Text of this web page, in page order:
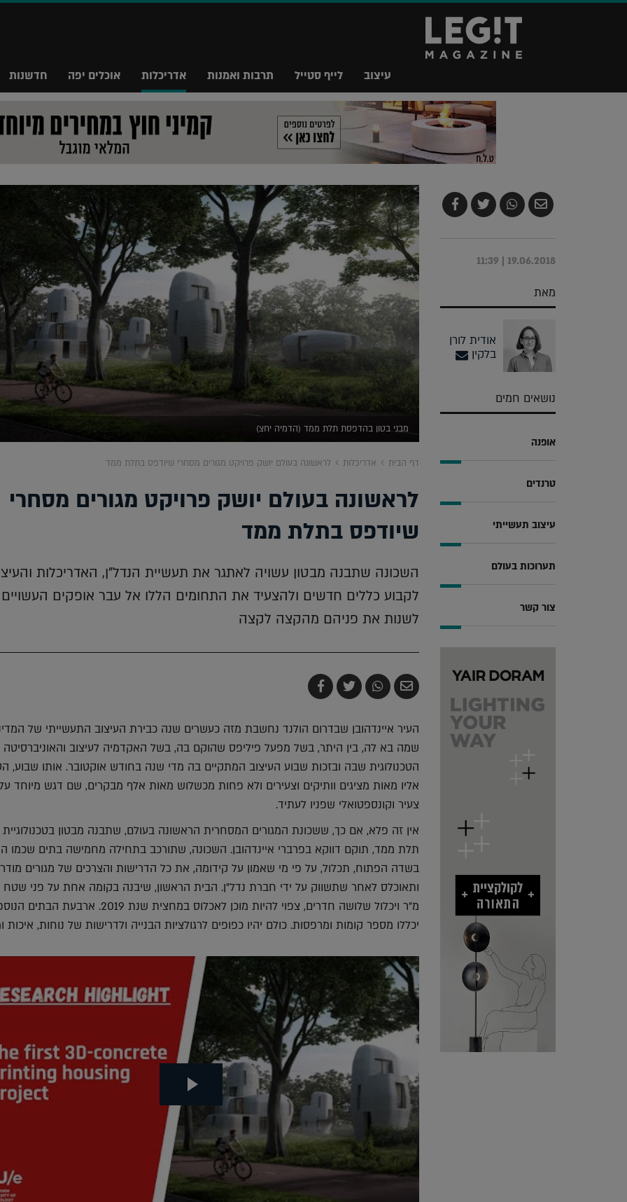
עיצוב לייף סטייל תרבות ואמנות אדריכלות אוכלים יפה חדשנות
מבני בטון בהדפסת תלת ממד (הדמיה יחצ)
דף הבית אדריכלות לראשונה בעולם יושק פרויקט מגורים מסחרי שיודפס בתלת ממד
לראשונה בעולם יושק פרויקט מגורים מסחרי
שיודפס בתלת ממד
השכונה שתבנה מבטון עשויה לאתגר את תעשיית הנדל"ן, האדריכלות
לקבוע כללים חדשים ולהצעיד את התחומים הללו אל עבר אופקים העשויים
לשנות את פניהם מהקצה לקצה
שלח
בדואר
שתף
ב-
צייץ
ב-
שתף
ב-
העיר איינדהובן שבדרום הולנד נחשבת מזה כעשרים שנה כבירת העיצוב התעשייתי של
שמה בא לה, בין היתר, בשל מפעל פיליפס שהוקם בה, בשל האקדמיה לעיצוב והאוניברסיטה
הטכנולוגית שבה ובזכות שבוע העיצוב המתקיים בה מדי שנה בחודש אוקטובר. אותו שבוע,
אליו מאות מציגים וותיקים וצעירים ולא פחות מכשלוש מאות אלף מבקרים, שם דגש מיוחד
צעיר וקונספטואלי שפניו לעתיד.
אין זה פלא, אם כך, ששכונת המגורים המסחרית הראשונה בעולם, שתבנה מבטון
תלת ממד, תוקם דווקא בפרברי איינדהובן. השכונה, שתורכב בתחילה מחמישה בתים שכמו
בשדה הפתוח, תכלול, על פי מי שאמון על קידומה, את כל הדרישות והצרכים של מגורים
מ"ר ויכלול שלושה חדרים, צפוי להיות מוכן לאכלוס במחצית שנת 2019. ארבעת
יכללו מספר קומות ומרפסות. כולם יהיו כפופים לרגולציות הבנייה ולדרישות של נוחות, איכות
שלח
בדואר
שתף
ב-
צייץ
ב-
שתף
ב-
Facebook
19.06.2018 | 11:39
מאת
אודית לורן
בלקין
נושאים חמים
אופנה
טרנדים
עיצוב תעשייתי
תערוכות בעולם
צור קשר